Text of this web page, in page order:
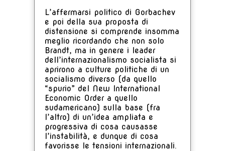
L’affermarsi politico di Gorbachev
e poi della sua proposta di
distensione si comprende insomma
meglio ricordando che non solo
Brandt, ma in genere i leader
dell’internazionalismo socialista si
aprirono a culture politiche di un
socialismo diverso (da quello
“spurio” del New International
Economic Order a quello
sudamericano) sulla base (fra
l’altro) di un’idea ampliata e
progressiva di cosa causasse
l’instabilità, e dunque di cosa
favorisse le tensioni internazionali.